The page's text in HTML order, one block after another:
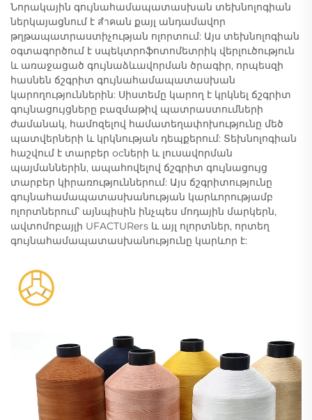
Նորակային գույնահամապատասխան տեխնոլոգիան
ներկայացնում է สำคան քայլ անդամավոր
թղթապատրաստիչության ոլորտում: Այս տեխնոլոգիան
օգտագործում է սպեկտրոֆոտոմետրիկ վերլուծություն
և առաջացած գույնաձևավորման ծրագիր, որպեսզի
հասնեն ճշգրիտ գույնահամապատասխան
կարողություններին: Սիստեմը կարող է կրկնել ճշգրիտ
գույնացույցները բազմաթիվ պատրաստումների
ժամանակ, համոզելով համատեղափոխությունը մեծ
պատվերների և կրկնության դեպքերում: Տեխնոլոգիան
հաշվում է տարբեր осների և լուսավորման
պայմաններին, ապահովելով ճշգրիտ գույնացույց
տարբեր կիրառություններում: Այս ճշգրիտությունը
գույնահամապատասխանության կարևորությամբ
ոլորտներում՝ այնպիսին ինչպես մոդային մարկերն,
ավտոմոբայլի UFACTURers և այլ ոլորտներ, որտեղ
գույնահամապատասխանությունը կարևոր է: